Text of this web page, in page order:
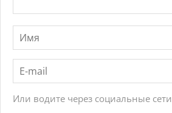
Или водите через социальные сети